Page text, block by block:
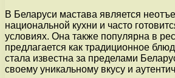
В Беларуси мастава является
национальной кухни и часто
условиях. Она также популярна в
предлагается как традиционное
стала известна за пределами
своему уникальному вкусу и